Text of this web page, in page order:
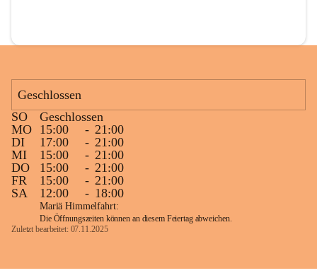
Geschlossen
SO
Geschlossen
MO 15:00 - 21:00
DI
17:00 - 21:00
MI
15:00 - 21:00
DO
15:00 - 21:00
FR
15:00 - 21:00
SA
12:00 - 18:00
Mariä Himmelfahrt:
Die Öffnungszeiten können an diesem Feiertag abweichen.
Zuletzt bearbeitet: 07.11.2025